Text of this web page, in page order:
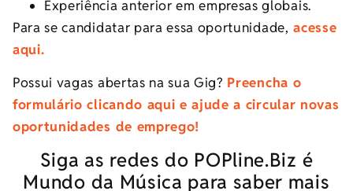
Experiência anterior em empresas globais.
Para se candidatar para essa oportunidade, acesse
aqui.
Possui vagas abertas na sua Gig? Preencha o
formulário clicando aqui e ajude a circular novas
oportunidades de emprego!
Siga as redes do POPline.Biz é
Mundo da Música para saber mais